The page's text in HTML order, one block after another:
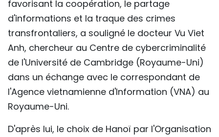
中文
РУССКИЙ
favorisant la coopération, le partage
d'informations et la traque des crimes
transfrontaliers, a souligné le docteur Vu Viet
Anh, chercheur au Centre de cybercriminalité
de l'Université de Cambridge (Royaume-Uni)
dans un échange avec le correspondant de
l'Agence vietnamienne d'Information (VNA) au
Royaume-Uni.
D'après lui, le choix de Hanoï par l'Organisation